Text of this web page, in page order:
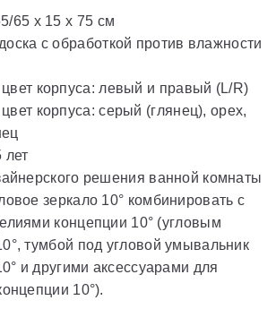
65 x 15 x 75 см
с обработкой против влажности
корпуса: левый и правый (L/R)
корпуса: серый (глянец), орех,
лет
решения ванной комнаты
зеркало 10° комбинировать с
концепции 10° (угловым
тумбой под угловой умывальник
и другими аксессуарами для
10°).